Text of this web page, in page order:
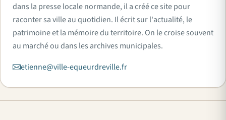
dans la presse locale normande, il a créé ce site pour
raconter sa ville au quotidien. Il écrit sur l'actualité, le
patrimoine et la mémoire du territoire. On le croise souvent
au marché ou dans les archives municipales.
etienne@ville-equeurdreville.fr